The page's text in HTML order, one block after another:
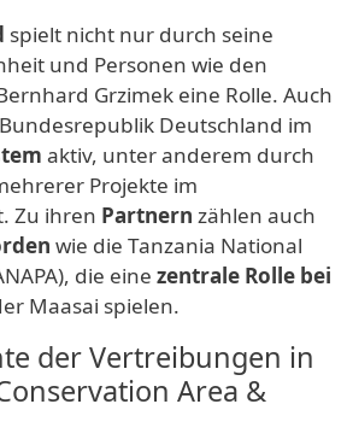
spielt nicht nur durch seine
und Personen wie den
Grzimek eine Rolle. Auch
Deutschland im
aktiv, unter anderem durch
Projekte im
Zu ihren Partnern zählen auch
wie die Tanzania National
die eine zentrale Rolle bei
Maasai spielen.
der Vertreibungen in
Area &